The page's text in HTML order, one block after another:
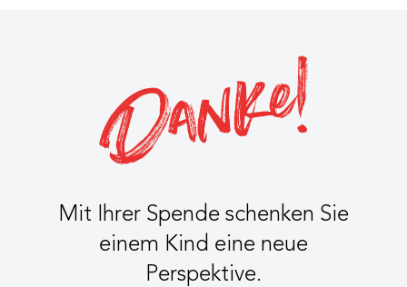
Mit Ihrer Spende schenken Sie
einem Kind eine neue
Perspektive.